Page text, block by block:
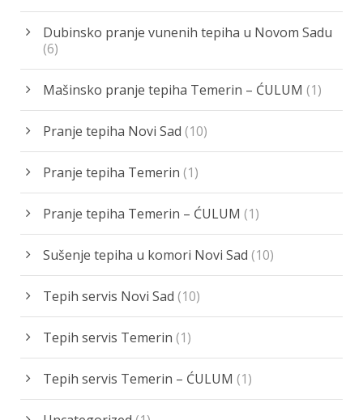
Dubinsko pranje vunenih tepiha u Novom Sadu
(6)
Mašinsko pranje tepiha Temerin – ĆULUM (1)
Pranje tepiha Novi Sad (10)
Pranje tepiha Temerin (1)
Pranje tepiha Temerin – ĆULUM (1)
Sušenje tepiha u komori Novi Sad (10)
Tepih servis Novi Sad (10)
Tepih servis Temerin (1)
Tepih servis Temerin – ĆULUM (1)